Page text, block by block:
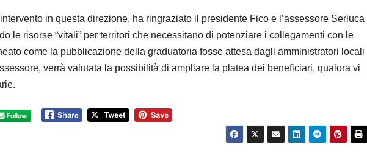
in questa direzione, ha ringraziato il presidente Fico e l’assessore Serluca
le risorse “vitali” per territori che necessitano di potenziare i collegamenti con le
come la pubblicazione della graduatoria fosse attesa dagli amministratori locali
verrà valutata la possibilità di ampliare la platea dei beneficiari, qualora vi